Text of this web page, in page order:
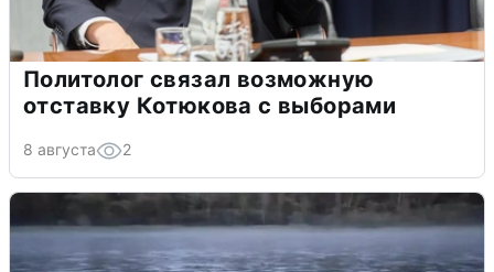
Политолог связал возможную
отставку Котюкова с выборами
8 августа 2